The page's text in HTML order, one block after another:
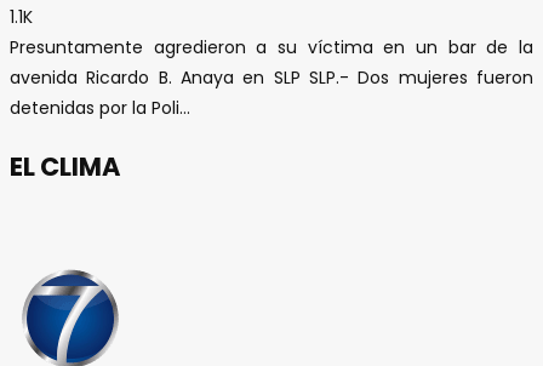
1.1K
Presuntamente agredieron a su víctima en un bar de la
avenida Ricardo B. Anaya en SLP SLP.- Dos mujeres fueron
detenidas por la Poli...
EL CLIMA